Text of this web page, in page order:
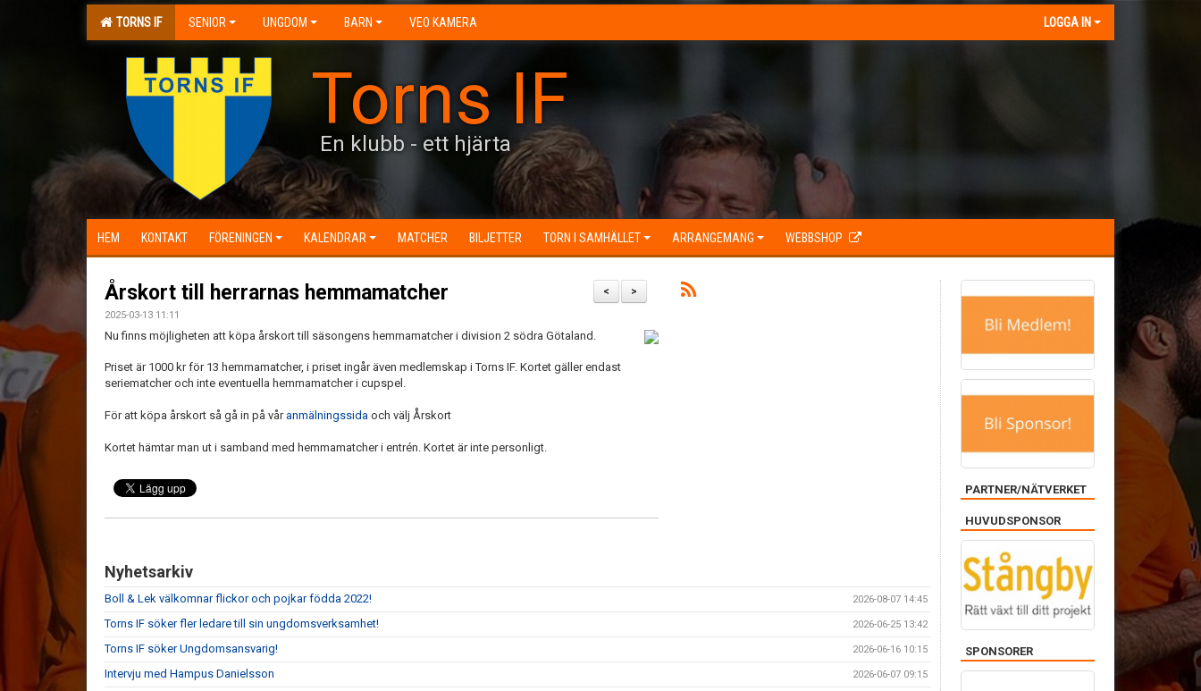
TORNS IF SENIOR UNGDOM BARN VEO KAMERA LOGGA IN
Torns IF
En klubb - ett hjärta
HEM KONTAKT FÖRENINGEN KALENDRAR MATCHER BILJETTER TORN I SAMHÄLLET ARRANGEMANG WEBBSHOP
>
<
Årskort till herrarnas hemmamatcher
2025-03-13 11:11
Nu finns möjligheten att köpa årskort till säsongens hemmamatcher i division 2 södra Götaland.
Priset är 1000 kr för 13 hemmamatcher, i priset ingår även medlemskap i Torns IF. Kortet gäller endast
seriematcher och inte eventuella hemmamatcher i cupspel.
För att köpa årskort så gå in på våranmälningssida och välj Årskort
Kortet hämtar man ut i samband med hemmamatcher i entrén. Kortet är inte personligt.
Nyhetsarkiv
Boll & Lek välkomnar flickor och pojkar födda 2022! 2026-08-07 14:45
Torns IF söker fler ledare till sin ungdomsverksamhet! 2026-06-25 13:42
Torns IF söker Ungdomsansvarig! 2026-06-16 10:15
Intervju med Hampus Danielsson 2026-06-07 09:15
PARTNER/NÄTVERKET
HUVUDSPONSOR
SPONSORER